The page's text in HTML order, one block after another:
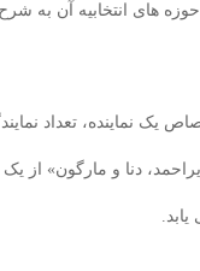
حوزه ‏های انتخابیه آن به
یک نماینده، تعداد
دنا و مارگون» از